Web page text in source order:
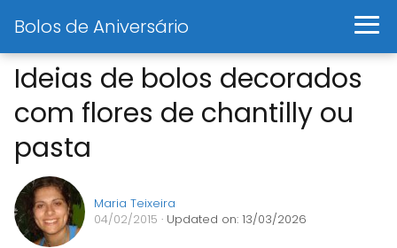
Bolos de Aniversário
Ideias de bolos decorados
com flores de chantilly ou
pasta
Maria Teixeira
04/02/2015 · Updated on: 13/03/2026